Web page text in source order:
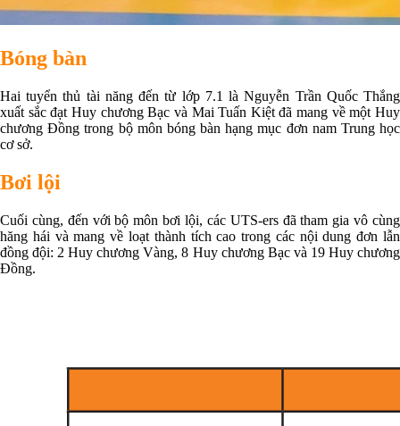
Bóng bàn
Hai tuyển thủ tài năng đến từ lớp 7.1 là Nguyễn Trần Quốc Thắng
xuất sắc đạt Huy chương Bạc và Mai Tuấn Kiệt đã mang về một Huy
chương Đồng trong bộ môn bóng bàn hạng mục đơn nam Trung học
cơ sở.
Bơi lội
Cuối cùng, đến với bộ môn bơi lội, các UTS-ers đã tham gia vô cùng
hăng hái và mang về loạt thành tích cao trong các nội dung đơn lẫn
đồng đội: 2 Huy chương Vàng, 8 Huy chương Bạc và 19 Huy chương
Đồng.